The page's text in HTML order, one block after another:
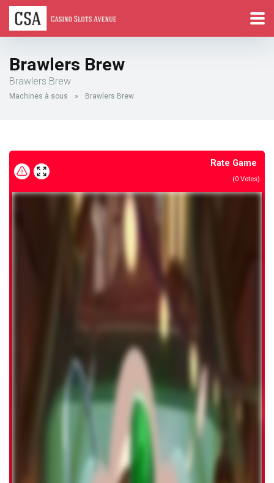
Brawlers Brew
Brawlers Brew
Machines à sous » Brawlers Brew
Rate Game
(0 Votes)